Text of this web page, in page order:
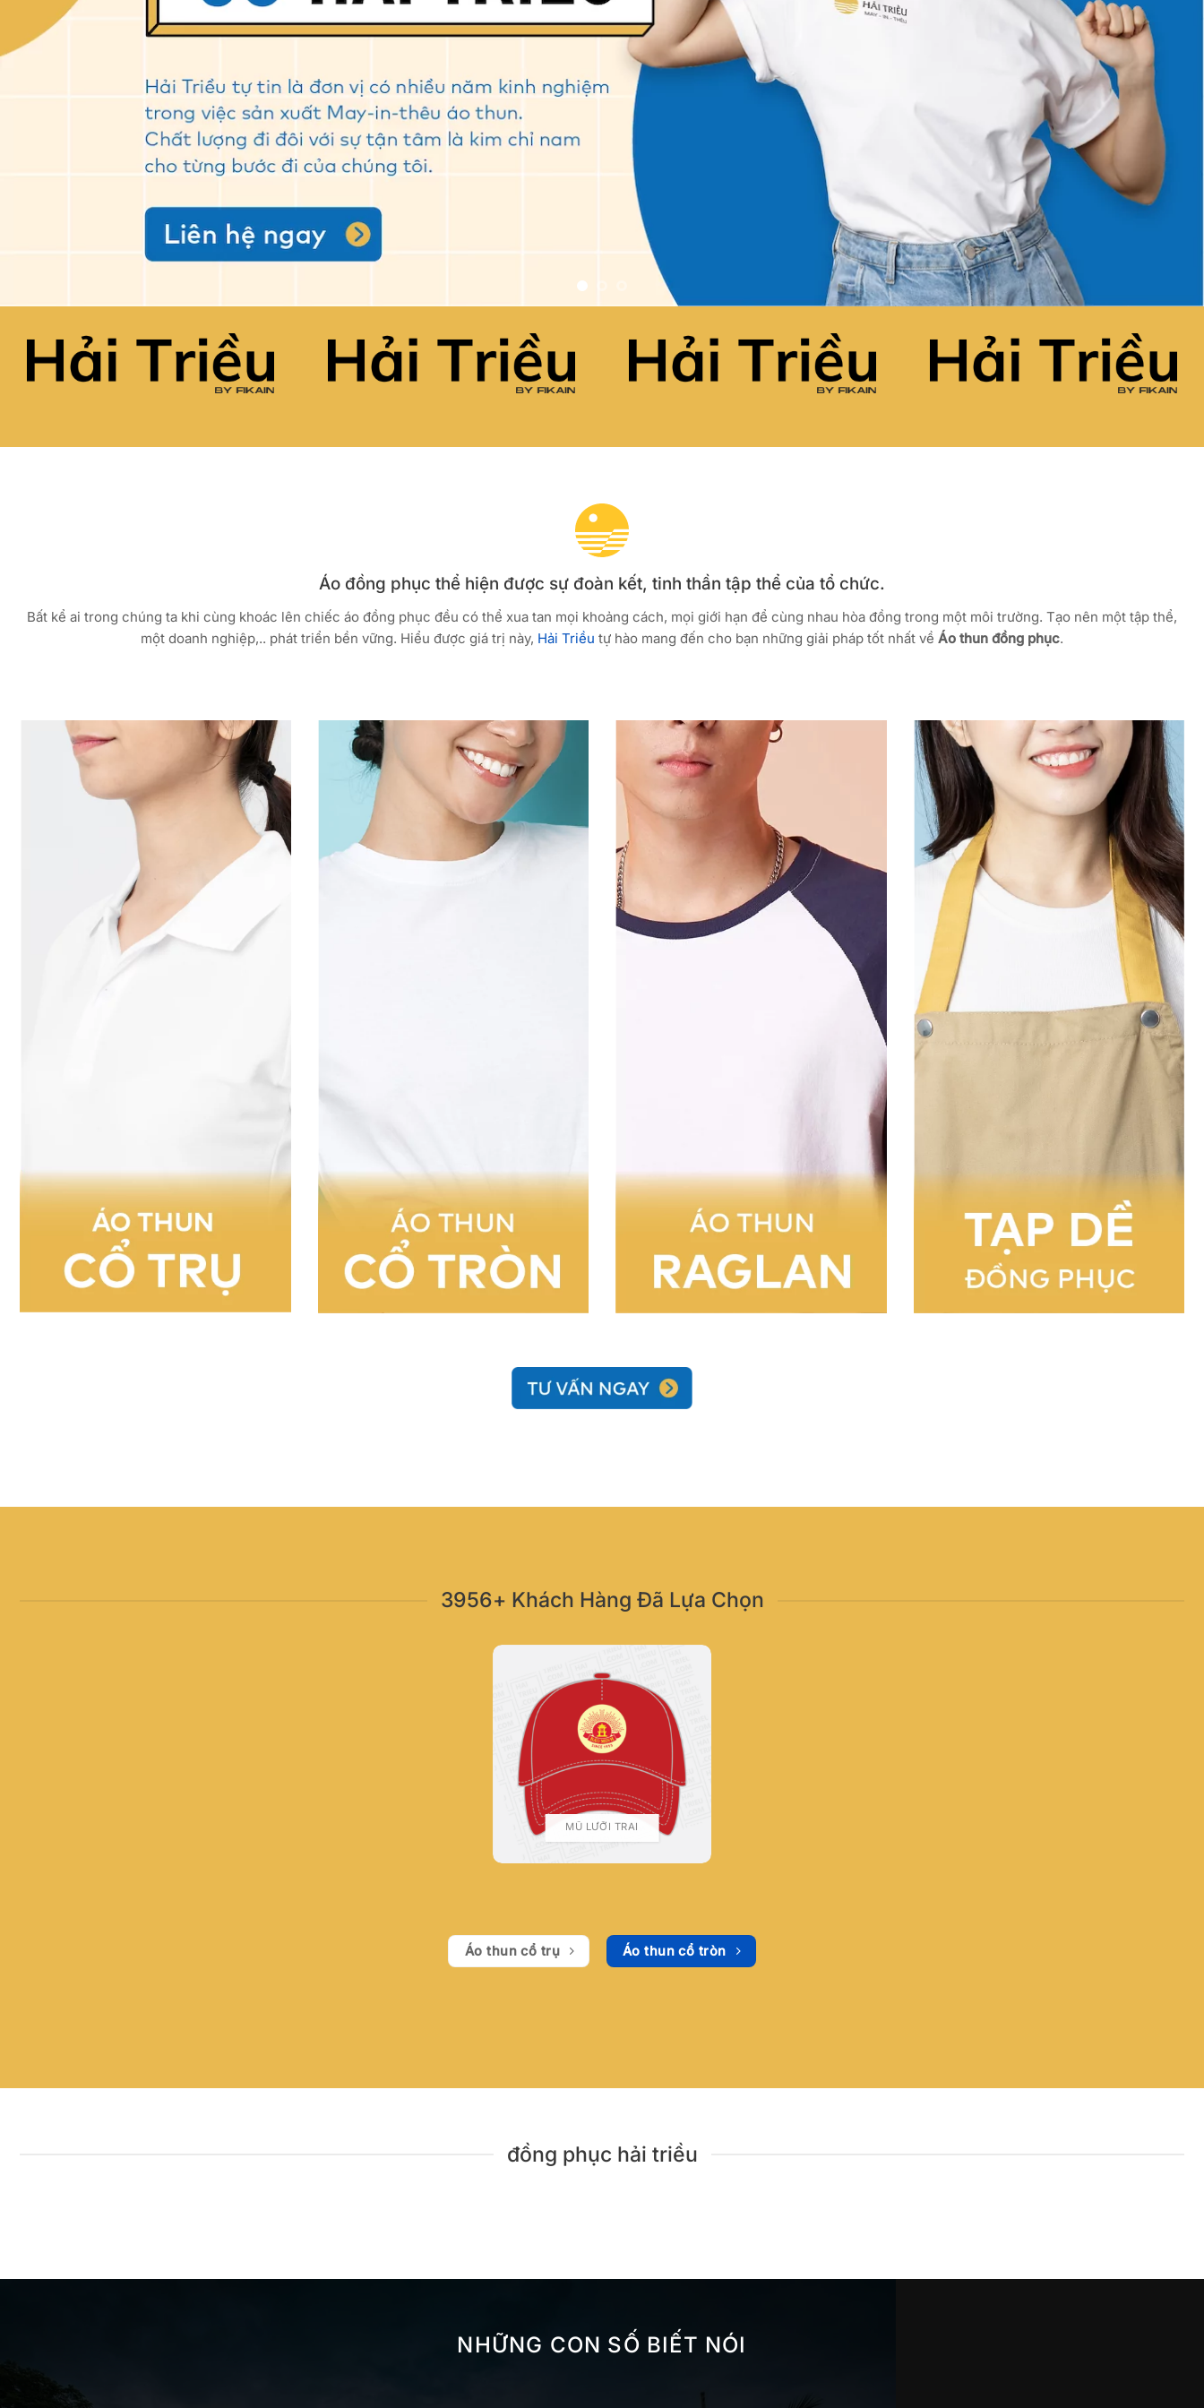
Áo đồng phục thể hiện được sự đoàn kết, tinh thần tập thể của tổ chức.
Bất kể ai trong chúng ta khi cùng khoác lên chiếc áo đồng phục đều có thể xua tan mọi khoảng cách, mọi giới hạn để cùng nhau hòa đồng trong một môi trường. Tạo nên một tập thể,
một doanh nghiệp,.. phát triển bền vững. Hiểu được giá trị này, Hải Triều tự hào mang đến cho bạn những giải pháp tốt nhất về Áo thun đồng phục.
3956+ Khách Hàng Đã Lựa Chọn
MŨ LƯỠI TRAI
Áo thun cổ trụ Áo thun cổ tròn
đồng phục hải triều
NHỮNG CON SỐ BIẾT NÓI